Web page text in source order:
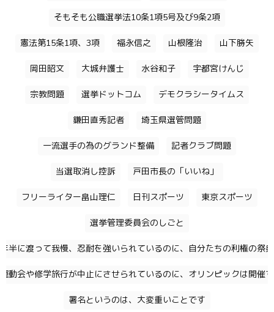
そもそも公職選挙法10条1項5号及び9条2項
憲法第15条1項、3項 福永信之 山根隆治 山下勝矢
岡田昭文 大城弁護士 水谷和子 宇都宮けんじ
宗教問題 選挙ドットコム デモクラシータイムス
鎌田直秀記者 埼玉県選管問題
一流選手の為のグランド整備 記者クラブ問題
当選取消し控訴 戸田市長の「いいね」
フリーライター畠山理仁 日刊スポーツ 東京スポーツ
選挙管理委員会のしごと
半に渡って我慢、忍耐を強いられているのに、自分たちの利権の祭
動会や修学旅行が中止にさせられているのに、オリンピックは開催
署名というのは、大変重いことです